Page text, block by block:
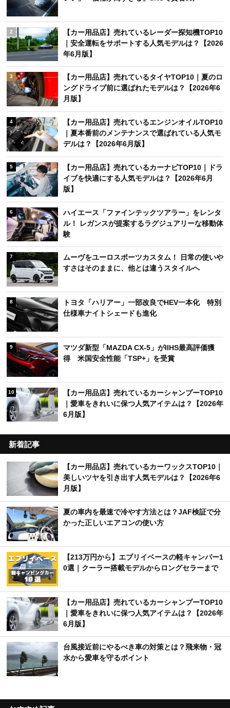
2
【カー用品店】売れているレーダー探知機TOP10
｜安全運転をサポートする人気モデルは？【2026
年6月版】
3
【カー用品店】売れているタイヤTOP10｜夏のロ
ングドライブ前に選ばれたモデルは？【2026年6
月版】
4
【カー用品店】売れているエンジンオイルTOP10
｜夏本番前のメンテナンスで選ばれている人気モ
デルは？【2026年6月版】
5
【カー用品店】売れているカーナビTOP10｜ドラ
イブを快適にする人気モデルは？【2026年6月
版】
6
ハイエース「ファインテックツアラー」をレンタ
ル！ レガンスが提案するラグジュアリーな移動体
験
7
ムーヴをユーロスポーツカスタム！ 日常の使いや
すさはそのままに、他とは違うスタイルへ
8
トヨタ「ハリアー」一部改良でHEV一本化 特別
仕様車ナイトシェードも進化
9
マツダ新型「MAZDA CX-5」がIIHS最高評価獲
得 米国安全性能「TSP+」を受賞
10
【カー用品店】売れているカーシャンプーTOP10
｜愛車をきれいに保つ人気アイテムは？【2026年
6月版】
新着記事
【カー用品店】売れているカーワックスTOP10｜
美しいツヤを引き出す人気モデルは？【2026年6
月版】
夏の車内を最速で冷やす方法とは？JAF検証で分
かった正しいエアコンの使い方
【213万円から】エブリイベースの軽キャンパー1
0選｜クーラー搭載モデルからロングセラーまで
【カー用品店】売れているカーシャンプーTOP10
｜愛車をきれいに保つ人気アイテムは？【2026年
6月版】
台風接近前にやるべき車の対策とは？飛来物・冠
水から愛車を守るポイント